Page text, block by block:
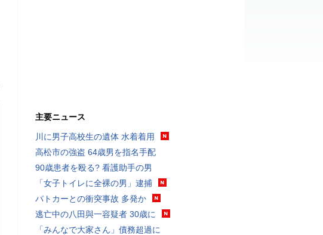
主要ニュース
川に男子高校生の遺体 水着着用
高松市の強盗 64歳男を指名手配
90歳患者を殴る? 看護助手の男
「女子トイレに全裸の男」逮捕
パトカーとの衝突事故 多発か
逃亡中の八田與一容疑者 30歳に
「みんなで大家さん」債務超過に